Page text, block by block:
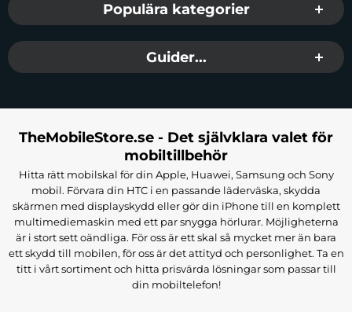
Populära kategorier
Guider...
TheMobileStore.se - Det självklara valet för
mobiltillbehör
Hitta rätt mobilskal för din Apple, Huawei, Samsung och Sony
mobil. Förvara din HTC i en passande läderväska, skydda
skärmen med displayskydd eller gör din iPhone till en komplett
multimediemaskin med ett par snygga hörlurar. Möjligheterna
är i stort sett oändliga. För oss är ett skal så mycket mer än bara
ett skydd till mobilen, för oss är det attityd och personlighet. Ta en
titt i vårt sortiment och hitta prisvärda lösningar som passar till
din mobiltelefon!